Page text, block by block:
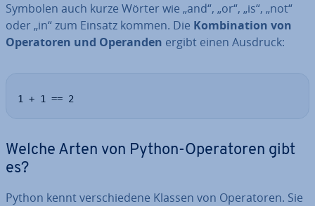
Symbolen auch kurze Wörter wie „and“, „or“, „is“, „not“
oder „in“ zum Einsatz kommen. Die Kom­bi­na­ti­on von
Ope­ra­to­ren und Operanden ergibt einen Ausdruck:
1 + 1 == 2
Welche Arten von Python-Ope­ra­to­ren gibt
es?
Python kennt ver­schie­de­ne Klassen von Ope­ra­to­ren. Sie